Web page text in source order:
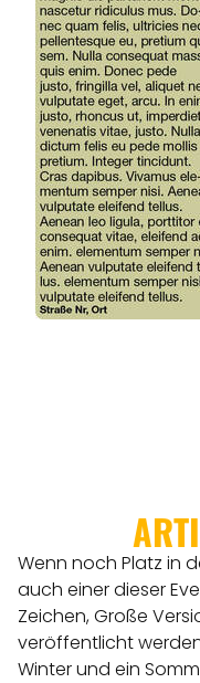
Wenn noch Platz in
auch einer dieser
Zeichen, Große
veröffentlicht
Winter und ein